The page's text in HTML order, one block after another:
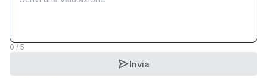
1 Categoria
0 / 5
Invia